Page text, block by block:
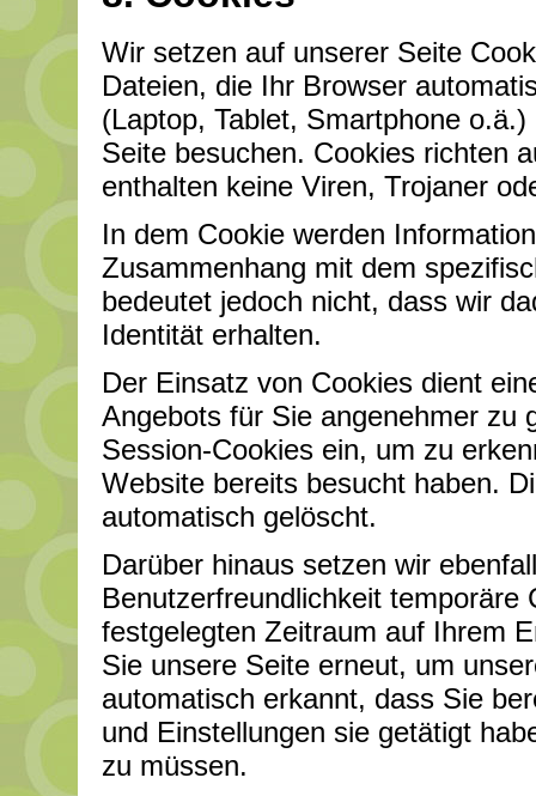
Wir setzen auf unserer Seite
Dateien, die Ihr Browser
(Laptop, Tablet, Smartphone
Seite besuchen. Cookies richten
enthalten keine Viren, Trojaner
In dem Cookie werden
Zusammenhang mit dem
bedeutet jedoch nicht, dass wir
Identität erhalten.
Der Einsatz von Cookies dient
Angebots für Sie angenehmer zu
Session-Cookies ein, um zu
Website bereits besucht haben.
automatisch gelöscht.
Darüber hinaus setzen wir
Benutzerfreundlichkeit
festgelegten Zeitraum auf Ihrem
Sie unsere Seite erneut, um
automatisch erkannt, dass Sie
und Einstellungen sie getätigt
zu müssen.